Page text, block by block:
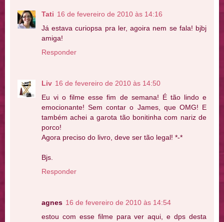
Tati 16 de fevereiro de 2010 às 14:16
Já estava curiopsa pra ler, agoira nem se fala! bjbj
amiga!
Responder
Liv 16 de fevereiro de 2010 às 14:50
Eu vi o filme esse fim de semana! É tão lindo e
emocionante! Sem contar o James, que OMG! E
também achei a garota tão bonitinha com nariz de
porco!
Agora preciso do livro, deve ser tão legal! *-*
Bjs.
Responder
agnes 16 de fevereiro de 2010 às 14:54
estou com esse filme para ver aqui, e dps desta